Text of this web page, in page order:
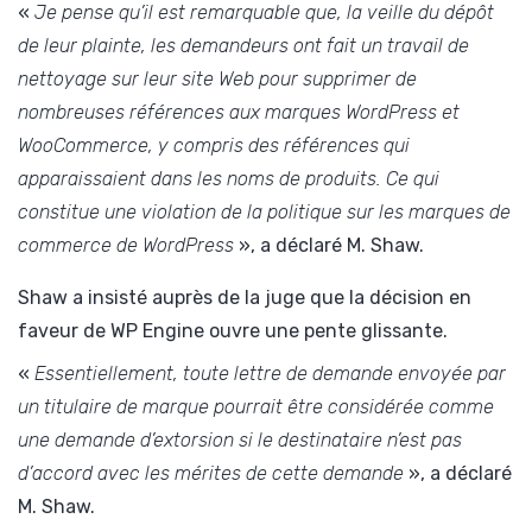
« Je pense qu’il est remarquable que, la veille du dépôt
de leur plainte, les demandeurs ont fait un travail de
nettoyage sur leur site Web pour supprimer de
nombreuses références aux marques WordPress et
WooCommerce, y compris des références qui
apparaissaient dans les noms de produits. Ce qui
constitue une violation de la politique sur les marques de
commerce de WordPress », a déclaré M. Shaw.
Shaw a insisté auprès de la juge que la décision en
faveur de WP Engine ouvre une pente glissante.
« Essentiellement, toute lettre de demande envoyée par
un titulaire de marque pourrait être considérée comme
une demande d’extorsion si le destinataire n’est pas
d’accord avec les mérites de cette demande », a déclaré
M. Shaw.